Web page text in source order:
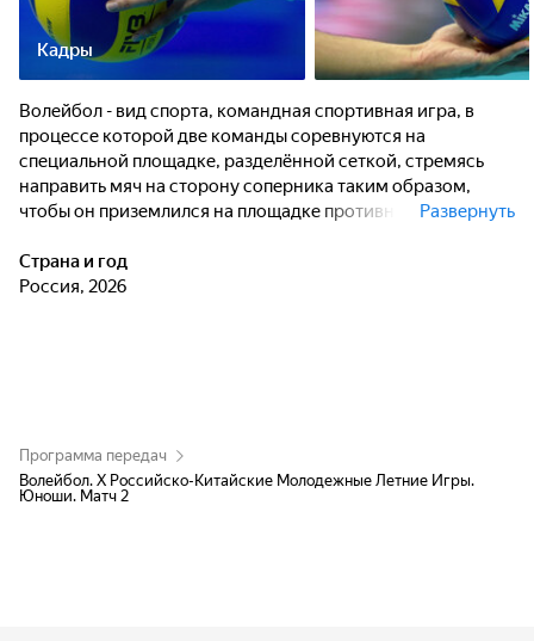
Кадры
Волейбол - вид спорта, командная спортивная игра, в
процессе которой две команды соревнуются на
специальной площадке, разделённой сеткой, стремясь
направить мяч на сторону соперника таким образом,
чтобы он приземлился на площадке противника (добить
допустил ошибку. При этом для организации атаки
игрокам одной команды разрешается не более трёх
Развернуть
Страна и год
Россия, 2026
Программа передач
Волейбол. Х Российско-Китайские Молодежные Летние Игры.
Юноши. Матч 2